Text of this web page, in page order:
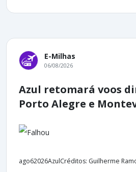
E-Milhas
06/08/2026
Azul retomará voos
Porto Alegre e
ago62026AzulCréditos: Guilherme